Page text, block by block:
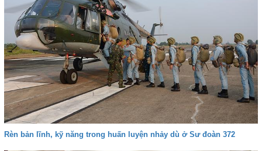
Rèn bản lĩnh, kỹ năng trong huấn luyện nhảy dù ở Sư đoàn 372